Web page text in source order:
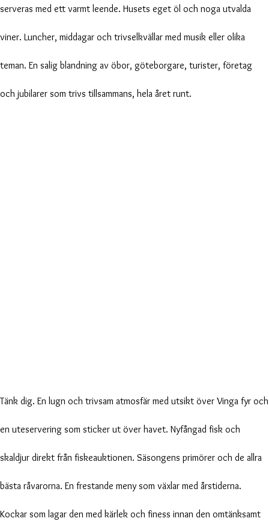
serveras med ett varmt leende. Husets eget öl och noga utvalda
viner. Luncher, middagar och trivselkvällar med musik eller olika
teman. En salig blandning av öbor, göteborgare, turister, företag
och jubilarer som trivs tillsammans, hela året runt.
Tänk dig. En lugn och trivsam atmosfär med utsikt över Vinga fyr och
en uteservering som sticker ut över havet. Nyfångad fisk och
skaldjur direkt från fiskeauktionen. Säsongens primörer och de allra
bästa råvarorna. En frestande meny som växlar med årstiderna.
Kockar som lagar den med kärlek och finess innan den omtänksamt